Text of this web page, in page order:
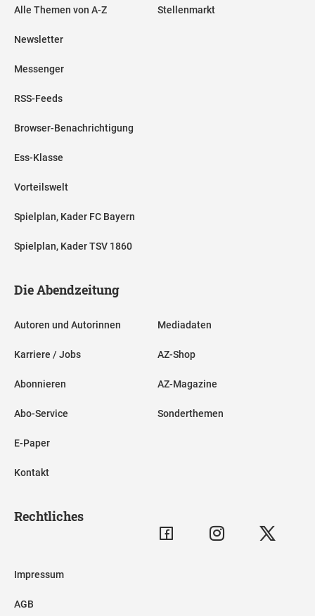
Alle Themen von A-Z
Newsletter
Messenger
RSS-Feeds
Browser-Benachrichtigung
Ess-Klasse
Vorteilswelt
Spielplan, Kader FC Bayern
Spielplan, Kader TSV 1860
Stellenmarkt
Die Abendzeitung
Autoren und Autorinnen
Karriere / Jobs
Abonnieren
Abo-Service
E-Paper
Kontakt
Mediadaten
AZ-Shop
AZ-Magazine
Sonderthemen
Rechtliches
Impressum
AGB